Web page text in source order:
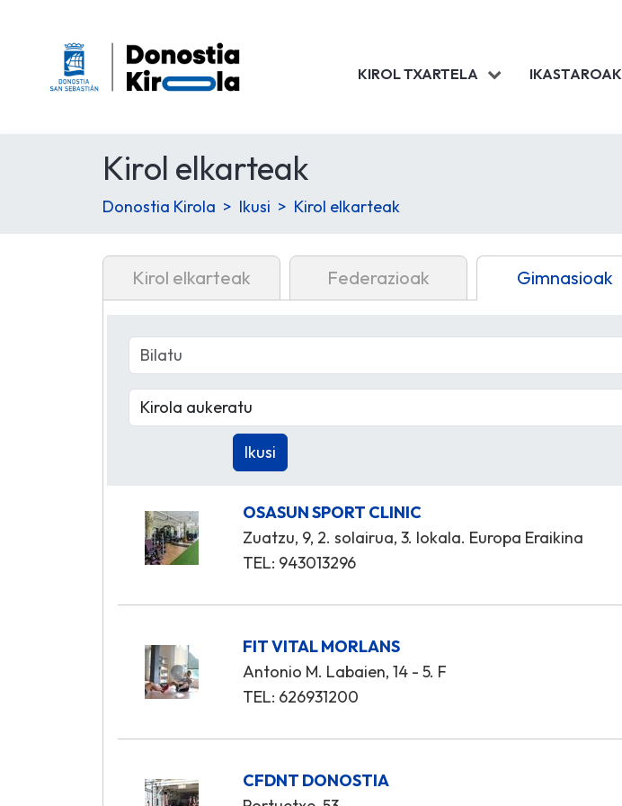
KIROL TXARTELA IKASTAROAK
Kirol elkarteak
Donostia Kirola Ikusi Kirol elkarteak
Kirol elkarteak Federazioak Gimnasioak
OSASUN SPORT CLINIC
Zuatzu, 9, 2. solairua, 3. lokala. Europa Eraikina
TEL: 943013296
FIT VITAL MORLANS
Antonio M. Labaien, 14 - 5. F
TEL: 626931200
CFDNT DONOSTIA